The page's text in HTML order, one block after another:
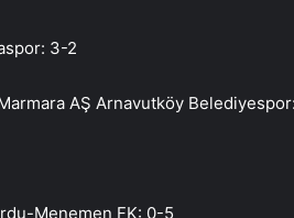
3-2
AŞ Arnavutköy
Menemen FK: 0-5